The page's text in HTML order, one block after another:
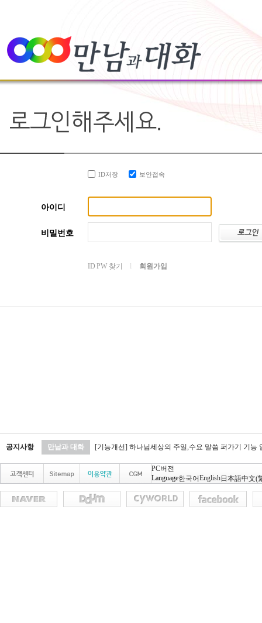
ID저장 보안접속
아이디
비밀번호
ID PW 찾기 회원가입
공지사항 만남과 대화 [기능개선] 하나님세상의 주일,수요 말씀 퍼가기 기능
PC버전
Language한국어English日本語中文(